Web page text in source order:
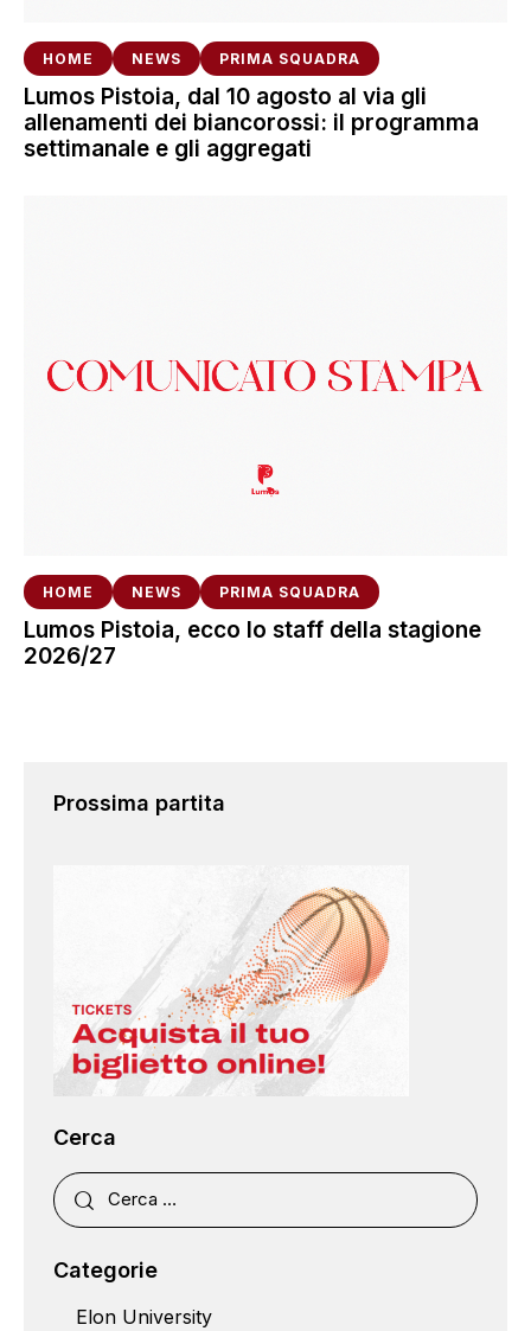
HOME NEWS PRIMA SQUADRA
Lumos Pistoia, dal 10 agosto al via gli
allenamenti dei biancorossi: il programma
settimanale e gli aggregati
HOME NEWS PRIMA SQUADRA
Lumos Pistoia, ecco lo staff della stagione
2026/27
Prossima partita
Cerca
Categorie
Elon University